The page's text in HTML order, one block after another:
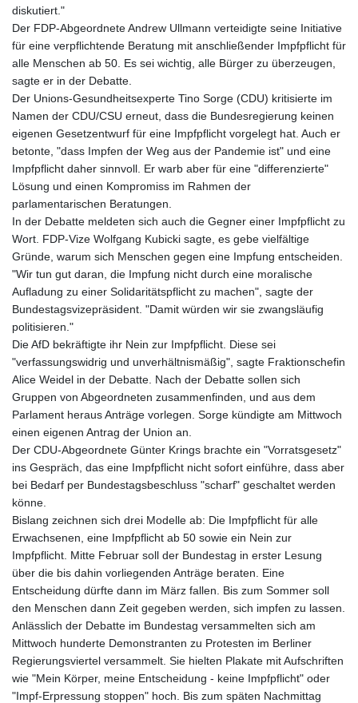
KRW 1627.677557
KWD 0.356853
KYD 0.960588
LAK 26025.676609
LBP
103223.017367
LKR 386.635196
LRD 208.057415
LSL 18.726567
LVL 0.699335
LYD 7.331909
MAD 10.743067
MDL 20.044751
MGA 4918.938878
MKD 61.529235
MNT 4157.293457
MOP 9.314584
MRU 46.338424
MUR 54.419742
MVR 17.862733
MWK 1998.775164
MXN 20.094074
MYR 4.728715
MZN 73.882892
NGN 1577.963717
NIO 42.419473
NOK 10.99759
NPR 175.501819
NZD 1.966719
OMR 0.442445
PAB 1.152686
PEN 3.903651
PGK 5.093937
PHP 70.183258
PKR 320.014324
diskutiert."
Der FDP-Abgeordnete Andrew Ullmann verteidigte seine Initiative
für eine verpflichtende Beratung mit anschließender Impfpflicht für
alle Menschen ab 50. Es sei wichtig, alle Bürger zu überzeugen,
sagte er in der Debatte.
Der Unions-Gesundheitsexperte Tino Sorge (CDU) kritisierte im
Namen der CDU/CSU erneut, dass die Bundesregierung keinen
eigenen Gesetzentwurf für eine Impfpflicht vorgelegt hat. Auch er
betonte, "dass Impfen der Weg aus der Pandemie ist" und eine
Impfpflicht daher sinnvoll. Er warb aber für eine "differenzierte"
Lösung und einen Kompromiss im Rahmen der
parlamentarischen Beratungen.
In der Debatte meldeten sich auch die Gegner einer Impfpflicht zu
Wort. FDP-Vize Wolfgang Kubicki sagte, es gebe vielfältige
Gründe, warum sich Menschen gegen eine Impfung entscheiden.
"Wir tun gut daran, die Impfung nicht durch eine moralische
Aufladung zu einer Solidaritätspflicht zu machen", sagte der
Bundestagsvizepräsident. "Damit würden wir sie zwangsläufig
politisieren."
Die AfD bekräftigte ihr Nein zur Impfpflicht. Diese sei
"verfassungswidrig und unverhältnismäßig", sagte Fraktionschefin
Alice Weidel in der Debatte. Nach der Debatte sollen sich
Gruppen von Abgeordneten zusammenfinden, und aus dem
Parlament heraus Anträge vorlegen. Sorge kündigte am Mittwoch
einen eigenen Antrag der Union an.
Der CDU-Abgeordnete Günter Krings brachte ein "Vorratsgesetz"
ins Gespräch, das eine Impfpflicht nicht sofort einführe, dass aber
bei Bedarf per Bundestagsbeschluss "scharf" geschaltet werden
könne.
Bislang zeichnen sich drei Modelle ab: Die Impfpflicht für alle
Erwachsenen, eine Impfpflicht ab 50 sowie ein Nein zur
Impfpflicht. Mitte Februar soll der Bundestag in erster Lesung
über die bis dahin vorliegenden Anträge beraten. Eine
Entscheidung dürfte dann im März fallen. Bis zum Sommer soll
den Menschen dann Zeit gegeben werden, sich impfen zu lassen.
Anlässlich der Debatte im Bundestag versammelten sich am
Mittwoch hunderte Demonstranten zu Protesten im Berliner
Regierungsviertel versammelt. Sie hielten Plakate mit Aufschriften
wie "Mein Körper, meine Entscheidung - keine Impfpflicht" oder
"Impf-Erpressung stoppen" hoch. Bis zum späten Nachmittag